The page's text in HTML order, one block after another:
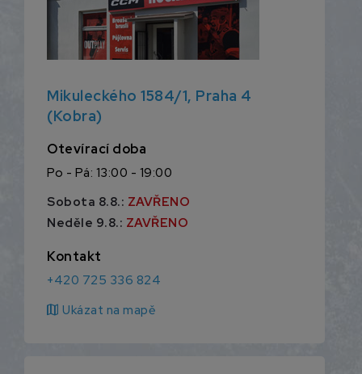
Mikuleckého 1584/1, Praha 4
(Kobra)
Otevírací doba
Po - Pá: 13:00 - 19:00
Sobota 8.8.: ZAVŘENO
Neděle 9.8.: ZAVŘENO
Kontakt
+420 725 336 824
map Ukázat na mapě